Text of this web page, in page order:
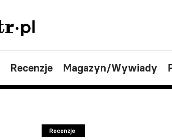
Recenzje Magazyn/Wywiady
Recenzje